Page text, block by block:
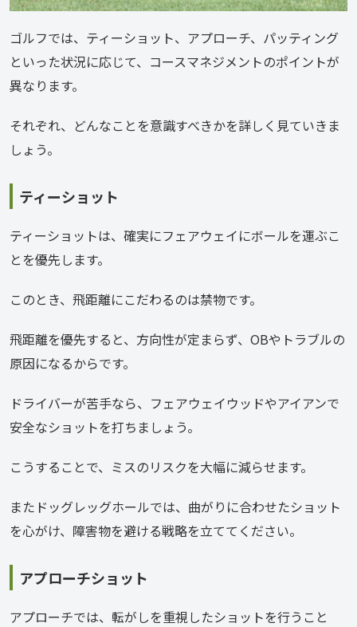
ゴルフでは、ティーショット、アプローチ、パッティング
といった状況に応じて、コースマネジメントのポイントが
異なります。
それぞれ、どんなことを意識すべきかを詳しく見ていきま
しょう。
ティーショット
ティーショットは、確実にフェアウェイにボールを運ぶこ
とを優先します。
このとき、飛距離にこだわるのは禁物です。
飛距離を優先すると、方向性が定まらず、OBやトラブルの
原因になるからです。
ドライバーが苦手なら、フェアウェイウッドやアイアンで
安全なショットを打ちましょう。
こうすることで、ミスのリスクを大幅に減らせます。
またドッグレッグホールでは、曲がりに合わせたショット
を心がけ、障害物を避ける戦略を立ててください。
アプローチショット
アプローチでは、転がしを重視したショットを行うこと